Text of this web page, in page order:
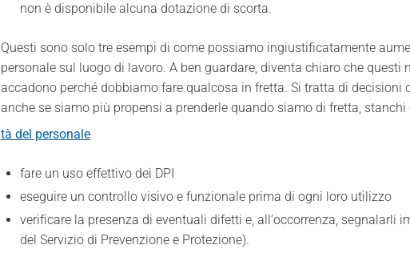
non è disponibile alcuna dotazione di scorta.
Questi sono solo tre esempi di come possiamo ingiustificatamente
personale sul luogo di lavoro. A ben guardare, diventa chiaro che
accadono perché dobbiamo fare qualcosa in fretta. Si tratta di decisioni
anche se siamo più propensi a prenderle quando siamo di fretta, stanchi
tà del personale
fare un uso effettivo dei DPI
eseguire un controllo visivo e funzionale prima di ogni loro utilizzo
verificare la presenza di eventuali difetti e, all’occorrenza, segnalarli
del Servizio di Prevenzione e Protezione).